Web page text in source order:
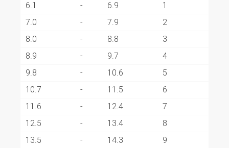
6.1
- 6.9
1
7.0
- 7.9
2
8.0
- 8.8
3
8.9
- 9.7
4
9.8
- 10.6
5
10.7
- 11.5
6
11.6
- 12.4
7
12.5
- 13.4
8
13.5
- 14.3
9